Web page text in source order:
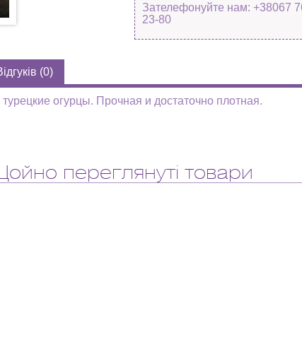
Зателефонуйте нам: +38067
23-80
(0)
огурцы. Прочная и достаточно плотная.
переглянуті товари